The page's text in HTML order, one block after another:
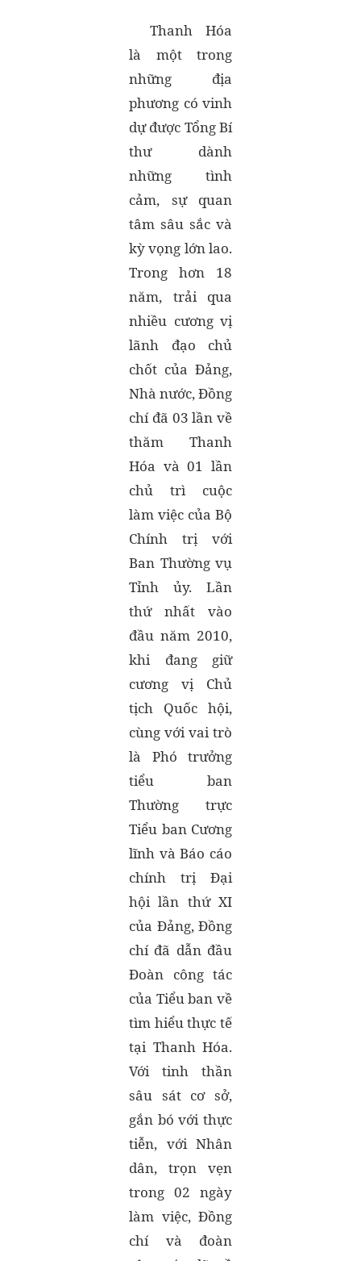
Thanh Hóa
là một trong
những địa
phương có vinh
dự được Tổng Bí
thư dành
những tình
cảm, sự quan
tâm sâu sắc và
kỳ vọng lớn lao.
Trong hơn 18
năm, trải qua
nhiều cương vị
lãnh đạo chủ
chốt của Đảng,
Nhà nước, Đồng
chí đã 03 lần về
thăm Thanh
Hóa và 01 lần
chủ trì cuộc
làm việc của Bộ
Chính trị với
Ban Thường vụ
Tỉnh ủy. Lần
thứ nhất vào
đầu năm 2010,
khi đang giữ
cương vị Chủ
tịch Quốc hội,
cùng với vai trò
là Phó trưởng
tiểu ban
Thường trực
Tiểu ban Cương
lĩnh và Báo cáo
chính trị Đại
hội lần thứ XI
của Đảng, Đồng
chí đã dẫn đầu
Đoàn công tác
của Tiểu ban về
tìm hiểu thực tế
tại Thanh Hóa.
Với tinh thần
sâu sát cơ sở,
gắn bó với thực
tiễn, với Nhân
dân, trọn vẹn
trong 02 ngày
làm việc, Đồng
chí và đoàn